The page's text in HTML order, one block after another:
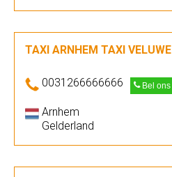
TAXI ARNHEM TAXI VELUWE
0031266666666 Bel ons
Arnhem
Gelderland